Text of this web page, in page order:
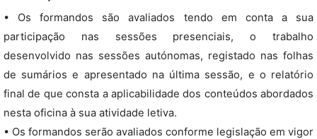
• Os formandos são avaliados tendo em conta a sua
participação nas sessões presenciais, o trabalho
desenvolvido nas sessões autónomas, registado nas folhas
de sumários e apresentado na última sessão, e o relatório
final de que consta a aplicabilidade dos conteúdos abordados
nesta oficina à sua atividade letiva.
• Os formandos serão avaliados conforme legislação em vigor